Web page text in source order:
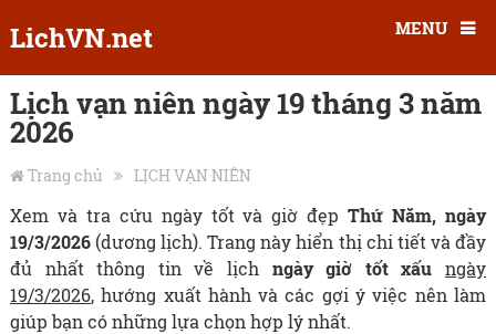
LichVN.net MENU
Lịch vạn niên ngày 19 tháng 3 năm
2026
Trang chủ LỊCH VẠN NIÊN
Xem và tra cứu ngày tốt và giờ đẹpThứ Năm, ngày
19/3/2026(dương lịch). Trang này hiển thị chi tiết và đầy
đủ nhất thông tin về lịch ngày giờ tốt xấu ngày
19/3/2026, hướng xuất hành và các gợi ý việc nên làm
giúp bạn có những lựa chọn hợp lý nhất.